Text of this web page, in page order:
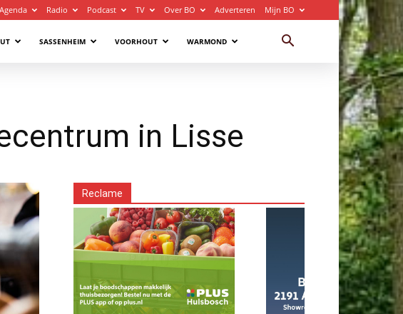
Agenda Radio Podcast TV Over BO Adverteren Mijn BO
SASSENHEIM VOORHOUT WARMOND
in Lisse
Reclame